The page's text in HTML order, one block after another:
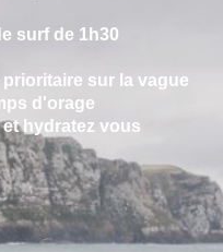
surf de 1h30
sur la vague
d'orage
hydratez vous